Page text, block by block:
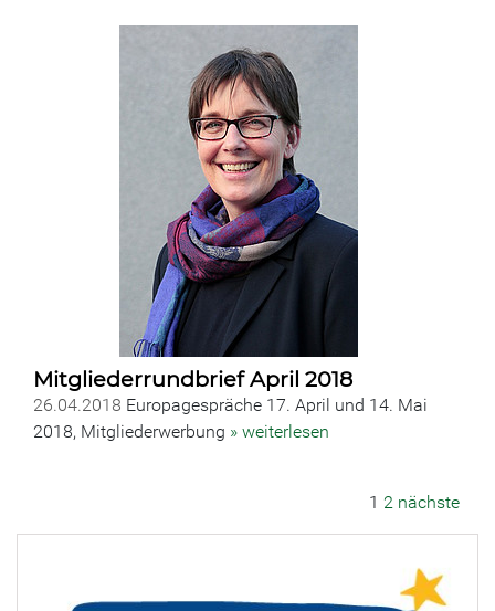
Mitgliederrundbrief April 2018
26.04.2018 Europagespräche 17. April und 14. Mai
2018, Mitgliederwerbung » weiterlesen
1 2 nächste